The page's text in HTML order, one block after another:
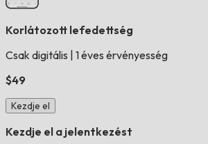
Korlátozott lefedettség
Csak digitális 1 éves érvényesség
$49
Kezdje el
Kezdje el a jelentkezést